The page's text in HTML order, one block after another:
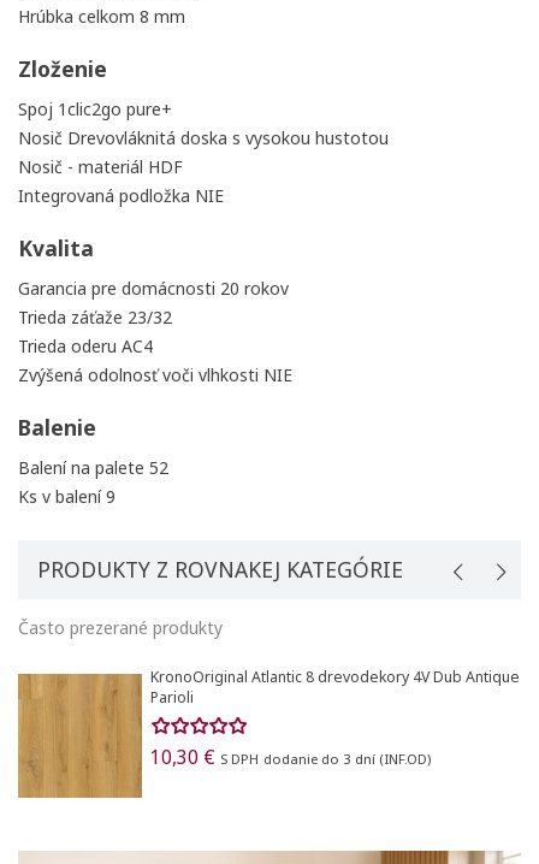
Hrúbka celkom 8 mm
Zloženie
Spoj 1clic2go pure+
Nosič Drevovláknitá doska s vysokou hustotou
Nosič - materiál HDF
Integrovaná podložka NIE
Kvalita
Garancia pre domácnosti 20 rokov
Trieda záťaže 23/32
Trieda oderu AC4
Zvýšená odolnosť voči vlhkosti NIE
Balenie
Balení na palete 52
Ks v balení 9
PRODUKTY Z ROVNAKEJ KATEGÓRIE
Často prezerané produkty
KronoOriginal Atlantic 8 drevodekory 4V Dub Antique
Parioli
10,30 € S DPH dodanie do 3 dní (INF.OD)